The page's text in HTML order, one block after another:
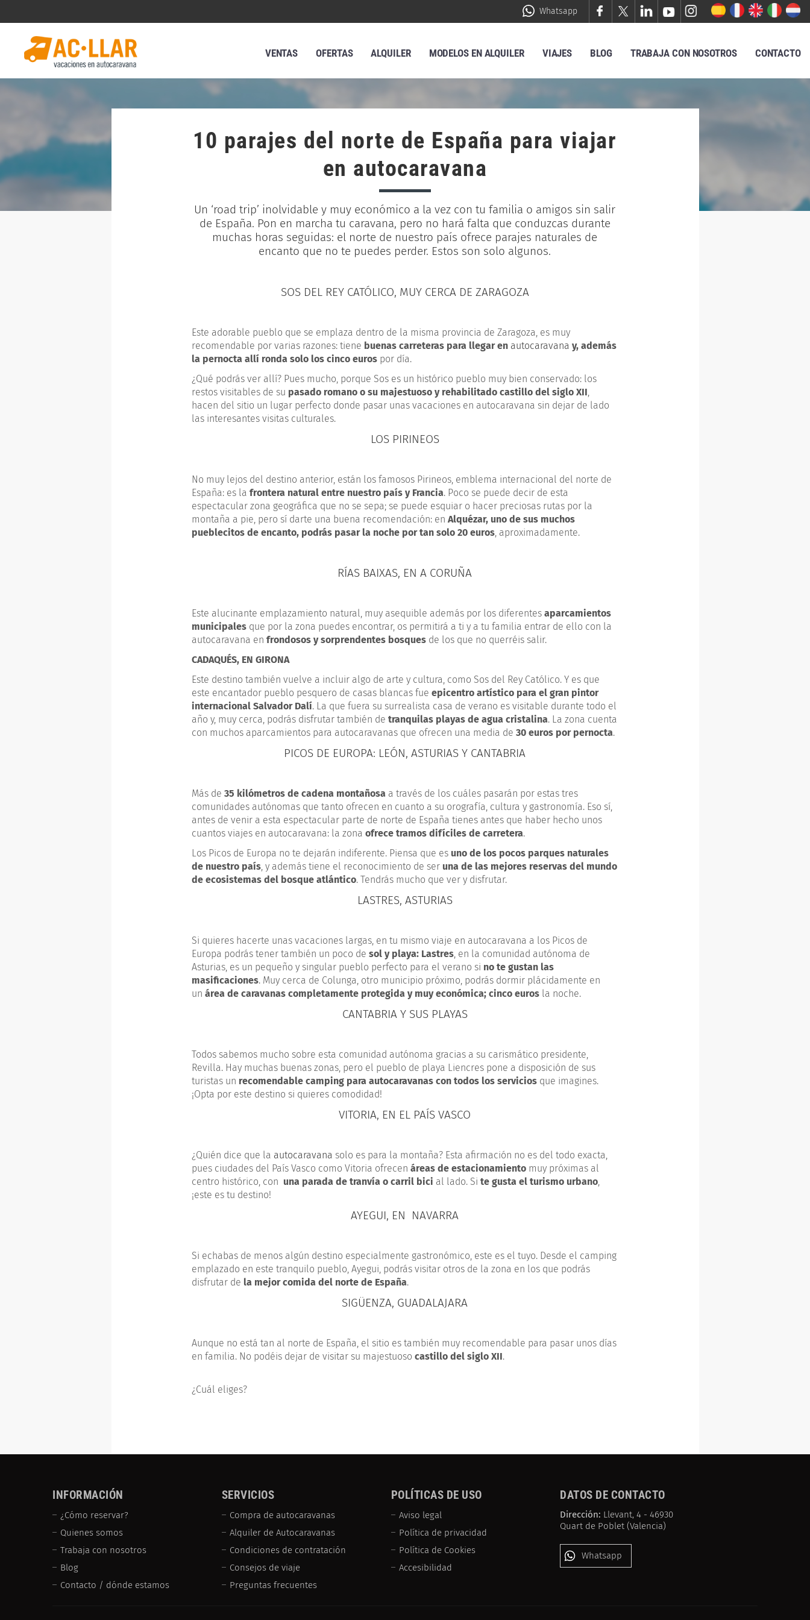
Whatsapp
VENTAS OFERTAS ALQUILER MODELOS EN ALQUILER VIAJES BLOG TRABAJA CON NOSOTROS CONTACTO
10 parajes del norte de España para viajar
en autocaravana
Un ‘road trip’ inolvidable y muy económico a la vez con tu familia o amigos sin salir
de España. Pon en marcha tu caravana, pero no hará falta que conduzcas durante
muchas horas seguidas: el norte de nuestro país ofrece parajes naturales de
encanto que no te puedes perder. Estos son solo algunos.
SOS DEL REY CATÓLICO, MUY CERCA DE ZARAGOZA
Este adorable pueblo que se emplaza dentro de la misma provincia de Zaragoza, es muy
recomendable por varias razones: tiene buenas carreteras para llegar en autocaravana y, además
la pernocta allí ronda solo los cinco euros por día.
¿Qué podrás ver allí? Pues mucho, porque Sos es un histórico pueblo muy bien conservado: los
restos visitables de su pasado romano o su majestuoso y rehabilitado castillo del siglo XII,
hacen del sitio un lugar perfecto donde pasar unas vacaciones en autocaravana sin dejar de lado
las interesantes visitas culturales.
LOS PIRINEOS
No muy lejos del destino anterior, están los famosos Pirineos, emblema internacional del norte de
España: es lafrontera natural entre nuestro país y Francia. Poco se puede decir de esta
espectacular zona geográfica que no se sepa; se puede esquiar o hacer preciosas rutas por la
montaña a pie, pero sí darte una buena recomendación: enAlquézar, uno de sus muchos
pueblecitos de encanto, podrás pasar la noche por tan solo 20 euros, aproximadamente.
RÍAS BAIXAS, EN A CORUÑA
Este alucinante emplazamiento natural, muy asequible además por los diferentesaparcamientos
municipales que por la zona puedes encontrar, os permitirá a ti y a tu familia entrar de ello con la
autocaravana enfrondosos y sorprendentes bosques de los que no querréis salir.
CADAQUÉS, EN GIRONA
Este destino también vuelve a incluir algo de arte y cultura, como Sos del Rey Católico. Y es que
este encantador pueblo pesquero de casas blancas fueepicentro artístico para el gran pintor
internacional Salvador Dalí. La que fuera su surrealista casa de verano es visitable durante todo el
año y, muy cerca, podrás disfrutar también detranquilas playas de agua cristalina. La zona cuenta
con muchos aparcamientos para autocaravanas que ofrecen una media de30 euros por pernocta.
PICOS DE EUROPA: LEÓN, ASTURIAS Y CANTABRIA
Más de35 kilómetros de cadena montañosa a través de los cuáles pasarán por estas tres
comunidades autónomas que tanto ofrecen en cuanto a su orografía, cultura y gastronomía. Eso sí,
antes de venir a esta espectacular parte de norte de España tienes antes que haber hecho unos
cuantos viajes en autocaravana: la zonaofrece tramos difíciles de carretera.
Los Picos de Europa no te dejarán indiferente. Piensa que es uno de los pocos parques naturales
de nuestro país, y además tiene el reconocimiento de ser una de las mejores reservas del mundo
de ecosistemas del bosque atlántico. Tendrás mucho que ver y disfrutar.
LASTRES, ASTURIAS
Si quieres hacerte unas vacaciones largas, en tu mismo viaje en autocaravana a los Picos de
Europa podrás tener también un poco desol y playa: Lastres, en la comunidad autónoma de
Asturias, es un pequeño y singular pueblo perfecto para el verano si no te gustan las
masificaciones. Muy cerca de Colunga, otro municipio próximo, podrás dormir plácidamente en
unárea de caravanas completamente protegida y muy económica; cinco euros la noche.
CANTABRIA Y SUS PLAYAS
Todos sabemos mucho sobre esta comunidad autónoma gracias a su carismático presidente,
Revilla. Hay muchas buenas zonas, pero el pueblo de playa Liencres pone a disposición de sus
turistas un recomendable camping para autocaravanas con todos los servicios que imagines.
¡Opta por este destino si quieres comodidad!
VITORIA, EN EL PAÍS VASCO
¿Quién dice que la autocaravana solo es para la montaña? Esta afirmación no es del todo exacta,
pues ciudades del País Vasco como Vitoria ofrecenáreas de estacionamiento muy próximas al
centro histórico, con una parada de tranvía o carril bici al lado. Site gusta el turismo urbano,
¡este es tu destino!
AYEGUI, EN NAVARRA
Si echabas de menos algún destino especialmente gastronómico, este es el tuyo. Desde el camping
emplazado en este tranquilo pueblo, Ayegui, podrás visitar otros de la zona en los que podrás
disfrutar de la mejor comida del norte de España.
SIGÜENZA, GUADALAJARA
Aunque no está tan al norte de España, el sitio es también muy recomendable para pasar unos días
en familia. No podéis dejar de visitar su majestuosocastillo del siglo XII.
¿Cuál eliges?
INFORMACIÓN
¿Cómo reservar?
Quienes somos
Trabaja con nosotros
Blog
Contacto / dónde estamos
SERVICIOS
Compra de autocaravanas
Alquiler de Autocaravanas
Condiciones de contratación
Consejos de viaje
Preguntas frecuentes
POLÍTICAS DE USO
Aviso legal
Política de privacidad
Política de Cookies
Accesibilidad
DATOS DE CONTACTO
Dirección: Llevant, 4 - 46930
Quart de Poblet (Valencia)
Whatsapp